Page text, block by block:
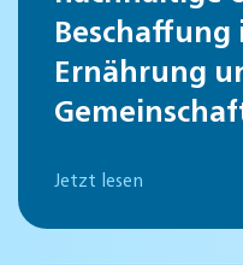
Beschaffung
Ernährung
Jetzt lesen